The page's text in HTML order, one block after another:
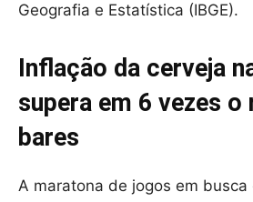
Geografia e Estatística (IBGE).
Inflação da cerveja
supera em 6 vezes o
bares
A maratona de jogos em busca